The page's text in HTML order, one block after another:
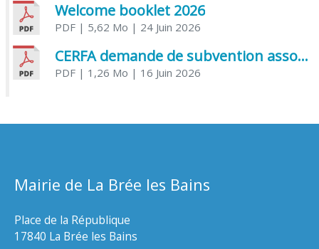
Welcome booklet 2026
PDF| 5,62 Mo | 24 Juin 2026
CERFA demande de subvention association
PDF| 1,26 Mo | 16 Juin 2026
Mairie de La Brée les Bains
Place de la République
17840 La Brée les Bains